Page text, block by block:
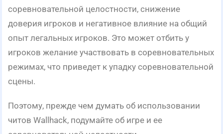
соревновательной целостности, снижение
доверия игроков и негативное влияние на общий
опыт легальных игроков. Это может отбить у
игроков желание участвовать в соревновательных
режимах, что приведет к упадку соревновательной
сцены.
Поэтому, прежде чем думать об использовании
читов Wallhack, подумайте об игре и ее